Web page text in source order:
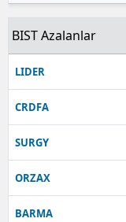
BIST Azalanlar
LIDER
CRDFA
SURGY
ORZAX
BARMA